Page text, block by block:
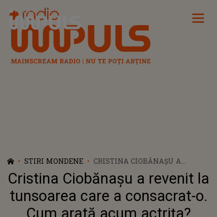
Radio Impuls
STIRI MONDENE
CRISTINA CIOBĂNAȘU A
REVENIT LA TUNSOAREA CARE
A CONSACRAT-O. CUM ARATĂ
ACUM ACTRIȚA?
Cristina Ciobănașu a revenit la
tunsoarea care a consacrat-o.
Cum arată acum actrița?